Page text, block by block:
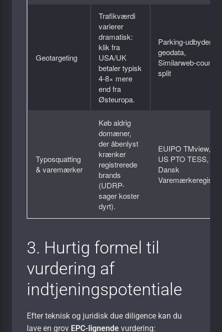
Geotargeting
Trafikværdi
varierer
dramatisk:
klik fra
USA/UK
betaler typisk
4-8× mere
end fra
Østeuropa.
Parking-udbyders
geodata,
Similarweb-country
split
Typosquatting
& varemærker
Køb aldrig
domæner,
der åbenlyst
krænker
registrerede
brands
(UDRP-
sager koster
dyrt).
EUIPO TMview,
US PTO TESS,
Dansk
Varemærkeregister
3. Hurtig formel til
vurdering af
indtjeningspotentiale
Efter teknisk og juridisk due diligence kan du
lave en grov EPC-lignende vurdering: